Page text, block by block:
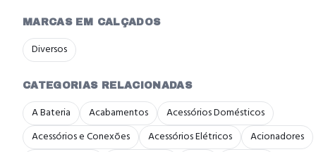
MARCAS EM CALÇADOS
Diversos
CATEGORIAS RELACIONADAS
A Bateria Acabamentos
Acessórios Domésticos
Acessórios e Conexões
Acessórios Elétricos
Acionadores